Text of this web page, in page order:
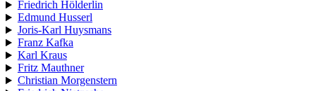
Friedrich Hölderlin
Edmund Husserl
Joris-Karl Huysmans
Franz Kafka
Karl Kraus
Fritz Mauthner
Christian Morgenstern